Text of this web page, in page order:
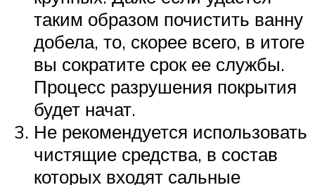
таким образом почистить ванну
добела, то, скорее всего, в итоге
вы сократите срок ее службы.
Процесс разрушения покрытия
будет начат.
Не рекомендуется использовать
чистящие средства, в состав
которых входят сальные